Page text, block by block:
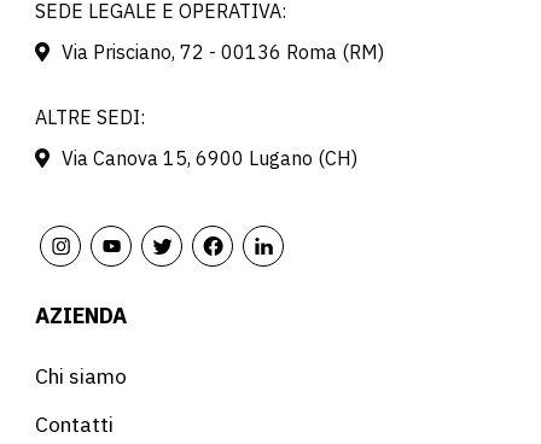
SEDE LEGALE E OPERATIVA:
Via Prisciano, 72 - 00136 Roma (RM)
ALTRE SEDI:
Via Canova 15, 6900 Lugano (CH)
AZIENDA
Chi siamo
Contatti